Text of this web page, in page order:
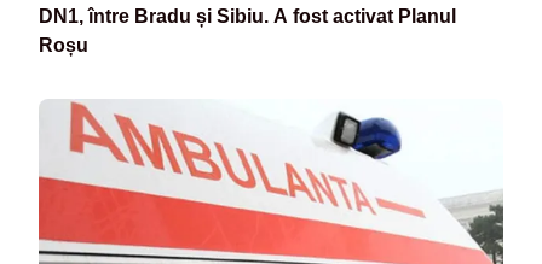
DN1, între Bradu și Sibiu. A fost activat Planul
Roșu